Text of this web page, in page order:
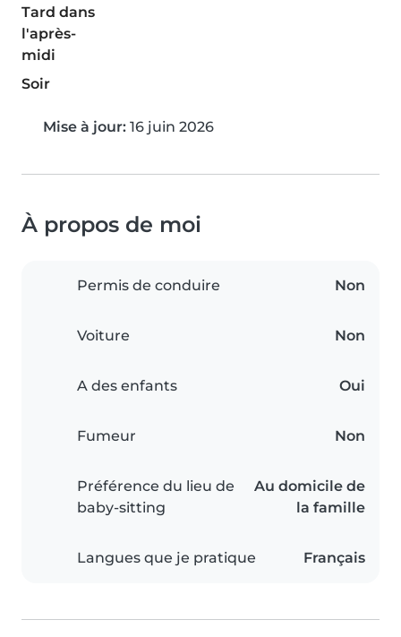
Tard dans
l'après-
midi
Soir
Mise à jour: 16 juin 2026
À propos de moi
Permis de conduire Non
Voiture Non
A des enfants Oui
Fumeur Non
Préférence du lieu de
baby-sitting
Au domicile de
la famille
Langues que je pratique Français